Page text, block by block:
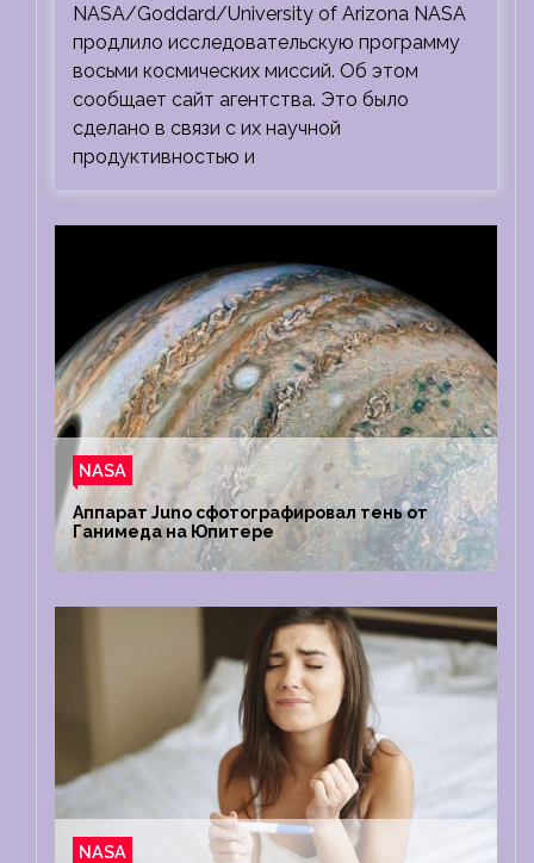
NASA/Goddard/University of Arizona NASA
продлило исследовательскую программу
восьми космических миссий. Об этом
сообщает сайт агентства. Это было
сделано в связи с их научной
продуктивностью и
NASA
Аппарат Juno сфотографировал тень от
Ганимеда на Юпитере
NASA